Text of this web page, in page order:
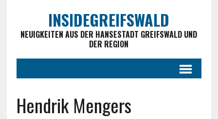
INSIDEGREIFSWALD
NEUIGKEITEN AUS DER HANSESTADT GREIFSWALD UND
DER REGION
Hendrik Mengers